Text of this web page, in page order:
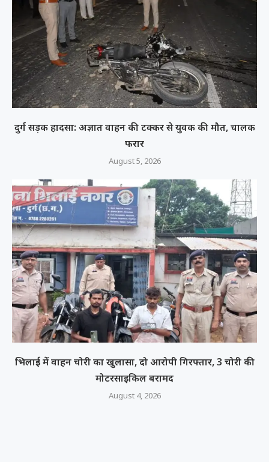
दुर्ग सड़क हादसा: अज्ञात वाहन की टक्कर से युवक की मौत, चालक
फरार
August 5, 2026
भिलाई में वाहन चोरी का खुलासा, दो आरोपी गिरफ्तार, 3 चोरी की
मोटरसाइकिल बरामद
August 4, 2026